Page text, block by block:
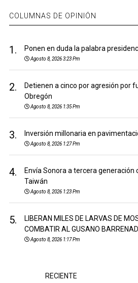
COLUMNAS DE OPINIÓN
1. Ponen en duda la palabra
Agosto 8, 2026 3:23 Pm
2.
Detienen a cinco por agresión por
Obregón
Agosto 8, 2026 1:35 Pm
3. Inversión millonaria en
Agosto 8, 2026 1:27 Pm
4.
Envía Sonora a tercera generación
Taiwán
Agosto 8, 2026 1:23 Pm
5.
LIBERAN MILES DE LARVAS DE
COMBATIR AL GUSANO
Agosto 8, 2026 1:17 Pm
RECIENTE